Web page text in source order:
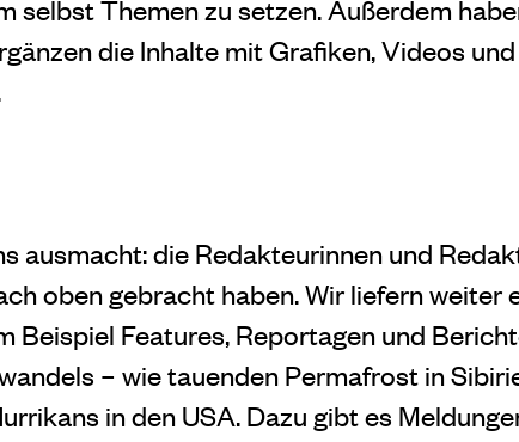
selbst Themen zu setzen. Außerdem
die Inhalte mit Grafiken, Videos und
ausmacht: die Redakteurinnen und
oben gebracht haben. Wir liefern weiter
Beispiel Features, Reportagen und
– wie tauenden Permafrost in
in den USA. Dazu gibt es